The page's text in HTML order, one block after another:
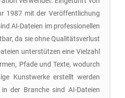
1987 mit der Veröffentlichung
AI-Dateien im professionellen
da sie ohne Qualitätsverlust
unterstützen eine Vielzahl
Pfade und Texte, wodurch
Kunstwerke erstellt werden
der Branche sind AI-Dateien